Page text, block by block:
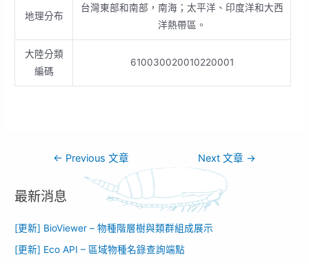
地理分布
台灣東部和南部，南海；太平洋、印度洋和大西
洋熱帶區。
大陸分類
編碼
610030020010220001
← Previous 文章 Next 文章 →
最新消息
[更新] BioViewer – 物種階層樹與類群組成展示
[更新] Eco API – 區域物種名錄查詢端點